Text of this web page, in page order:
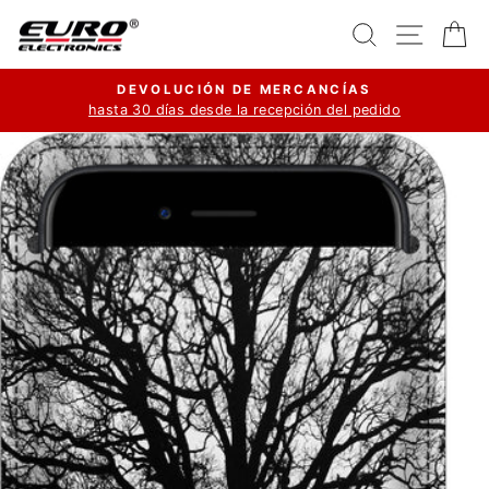
directamente
al
Buscar
diapositivas
pausa
DEVOLUCIÓN DE MERCANCÍAS
hasta 30 días desde la recepción del pedido